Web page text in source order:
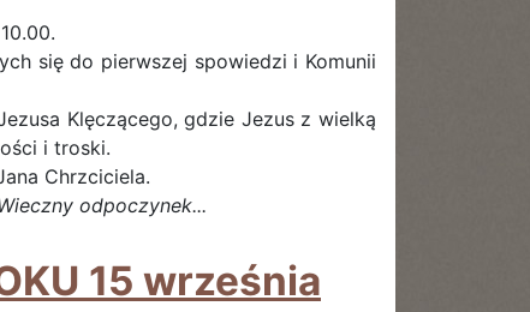
się do pierwszej spowiedzi i Komunii
Klęczącego, gdzie Jezus z wielką
i troski.
Chrzciciela.
odpoczynek...
15 września